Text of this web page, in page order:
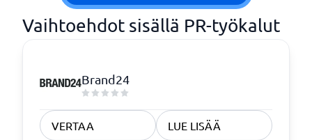
Vaihtoehdot sisällä PR-työkalut
Brand24
VERTAA LUE LISÄÄ